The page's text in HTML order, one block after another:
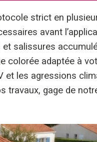
strict en
avant
salissures
colorée adaptée à
et les agressions
travaux, gage de